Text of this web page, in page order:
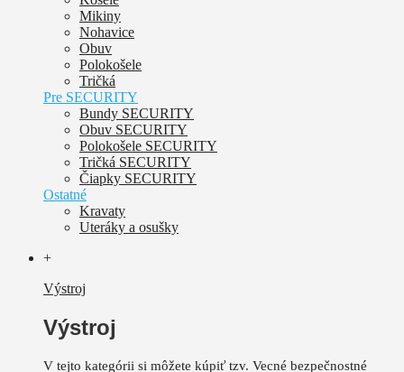
Mikiny
Nohavice
Obuv
Polokošele
Tričká
Pre SECURITY
Bundy SECURITY
Obuv SECURITY
Polokošele SECURITY
Tričká SECURITY
Čiapky SECURITY
Ostatné
Kravaty
Uteráky a osušky
+
Výstroj
Výstroj
V tejto kategórii si môžete kúpiť tzv. Vecné bezpečnostné